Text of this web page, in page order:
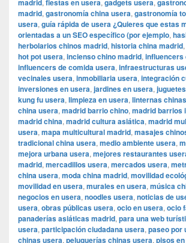
madrid, fiestas en usera, gadgets usera,
madrid, gastronomía china usera, gastronomía
usera, guía rápida de usera ¿Quieres que estas
orientadas a un SEO específico (por ejemplo,
herbolarios chinos madrid, historia china madrid,
hot pot usera, incienso chino madrid, influencers
influencers de comida usera, infraestructuras
vecinales usera, inmobiliaria usera, integración
inversiones en usera, jardines en usera,
kung fu usera, limpieza en usera, linternas
china usera, madrid barrio chino, madrid barrios
madrid china, madrid cultura asiática, madrid
usera, mapa multicultural madrid, masajes
tradicional china usera, medio ambiente usera,
mejora urbana usera, mejores restaurantes
madrid, mercadillos usera, mercados usera,
china usera, moda china madrid, movilidad
movilidad en usera, murales en usera, música
negocios en usera, noodles usera, noticias de
usera, obras públicas usera, ocio en usera, ocio
panaderías asiáticas madrid, para una web
usera, participación ciudadana usera, paseo por
chinas usera, peluquerías chinas usera, pisos